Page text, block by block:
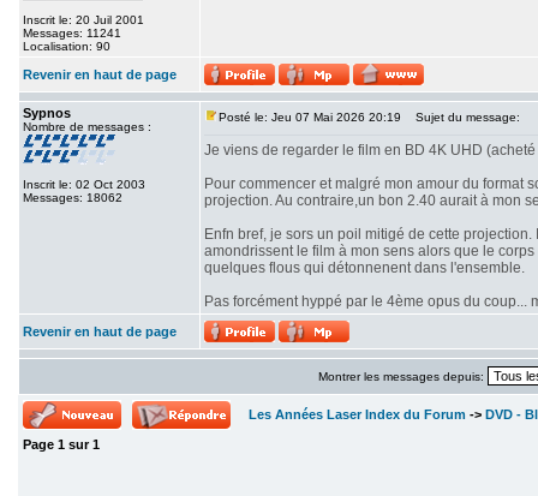
Inscrit le: 20 Juil 2001
Messages: 11241
Localisation: 90
Revenir en haut de page
Sypnos
Nombre de messages :
Inscrit le: 02 Oct 2003
Messages: 18062
Posté le: Jeu 07 Mai 2026 20:19 Sujet du message:
Je viens de regarder le film en BD 4K UHD
Pour commencer et malgré mon amour du format
projection. Au contraire,un bon 2.40 aurait à mon
Enfn bref, je sors un poil mitigé de cette
amondrissent le film à mon sens alors que le
quelques flous qui détonnenent dans l'ensemble.
Pas forcément hyppé par le 4ème opus du
Revenir en haut de page
Montrer les messages depuis:
Les Années Laser Index du Forum -> DVD -
Page 1 sur1